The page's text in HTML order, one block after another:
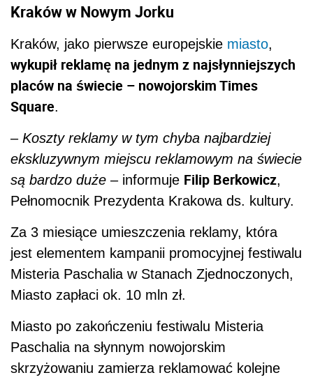
Kraków w Nowym Jorku
Kraków, jako pierwsze europejskie miasto,
wykupił reklamę na jednym z najsłynniejszych
placów na świecie – nowojorskim Times
Square.
– Koszty reklamy w tym chyba najbardziej
ekskluzywnym miejscu reklamowym na świecie
są bardzo duże – informuje Filip Berkowicz,
Pełnomocnik Prezydenta Krakowa ds. kultury.
Za 3 miesiące umieszczenia reklamy, która
jest elementem kampanii promocyjnej festiwalu
Misteria Paschalia w Stanach Zjednoczonych,
Miasto zapłaci ok. 10 mln zł.
Miasto po zakończeniu festiwalu Misteria
Paschalia na słynnym nowojorskim
skrzyżowaniu zamierza reklamować kolejne